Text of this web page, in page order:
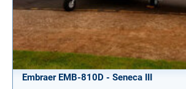
Embraer EMB-810D - Seneca III